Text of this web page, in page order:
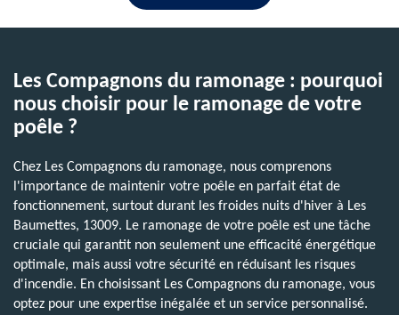
Les Compagnons du ramonage : pourquoi
nous choisir pour le ramonage de votre
poêle ?
Chez Les Compagnons du ramonage, nous comprenons
l'importance de maintenir votre poêle en parfait état de
fonctionnement, surtout durant les froides nuits d'hiver à Les
Baumettes, 13009. Le ramonage de votre poêle est une tâche
cruciale qui garantit non seulement une efficacité énergétique
optimale, mais aussi votre sécurité en réduisant les risques
d'incendie. En choisissant Les Compagnons du ramonage, vous
optez pour une expertise inégalée et un service personnalisé.